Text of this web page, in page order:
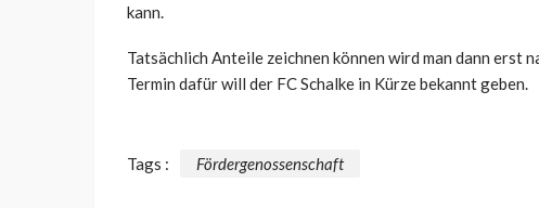
kann.
Tatsächlich Anteile zeichnen können wird man dann erst
Termin dafür will der FC Schalke in Kürze bekannt geben.
Tags : Fördergenossenschaft